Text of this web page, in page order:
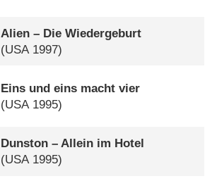
Alien – Die Wiedergeburt
(USA 1997)
Eins und eins macht vier
(USA 1995)
Dunston – Allein im Hotel
(USA1995)